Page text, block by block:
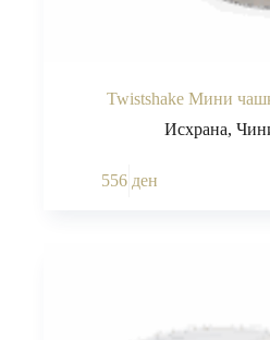
Twistshake Мини
Исхрана,
556 ден